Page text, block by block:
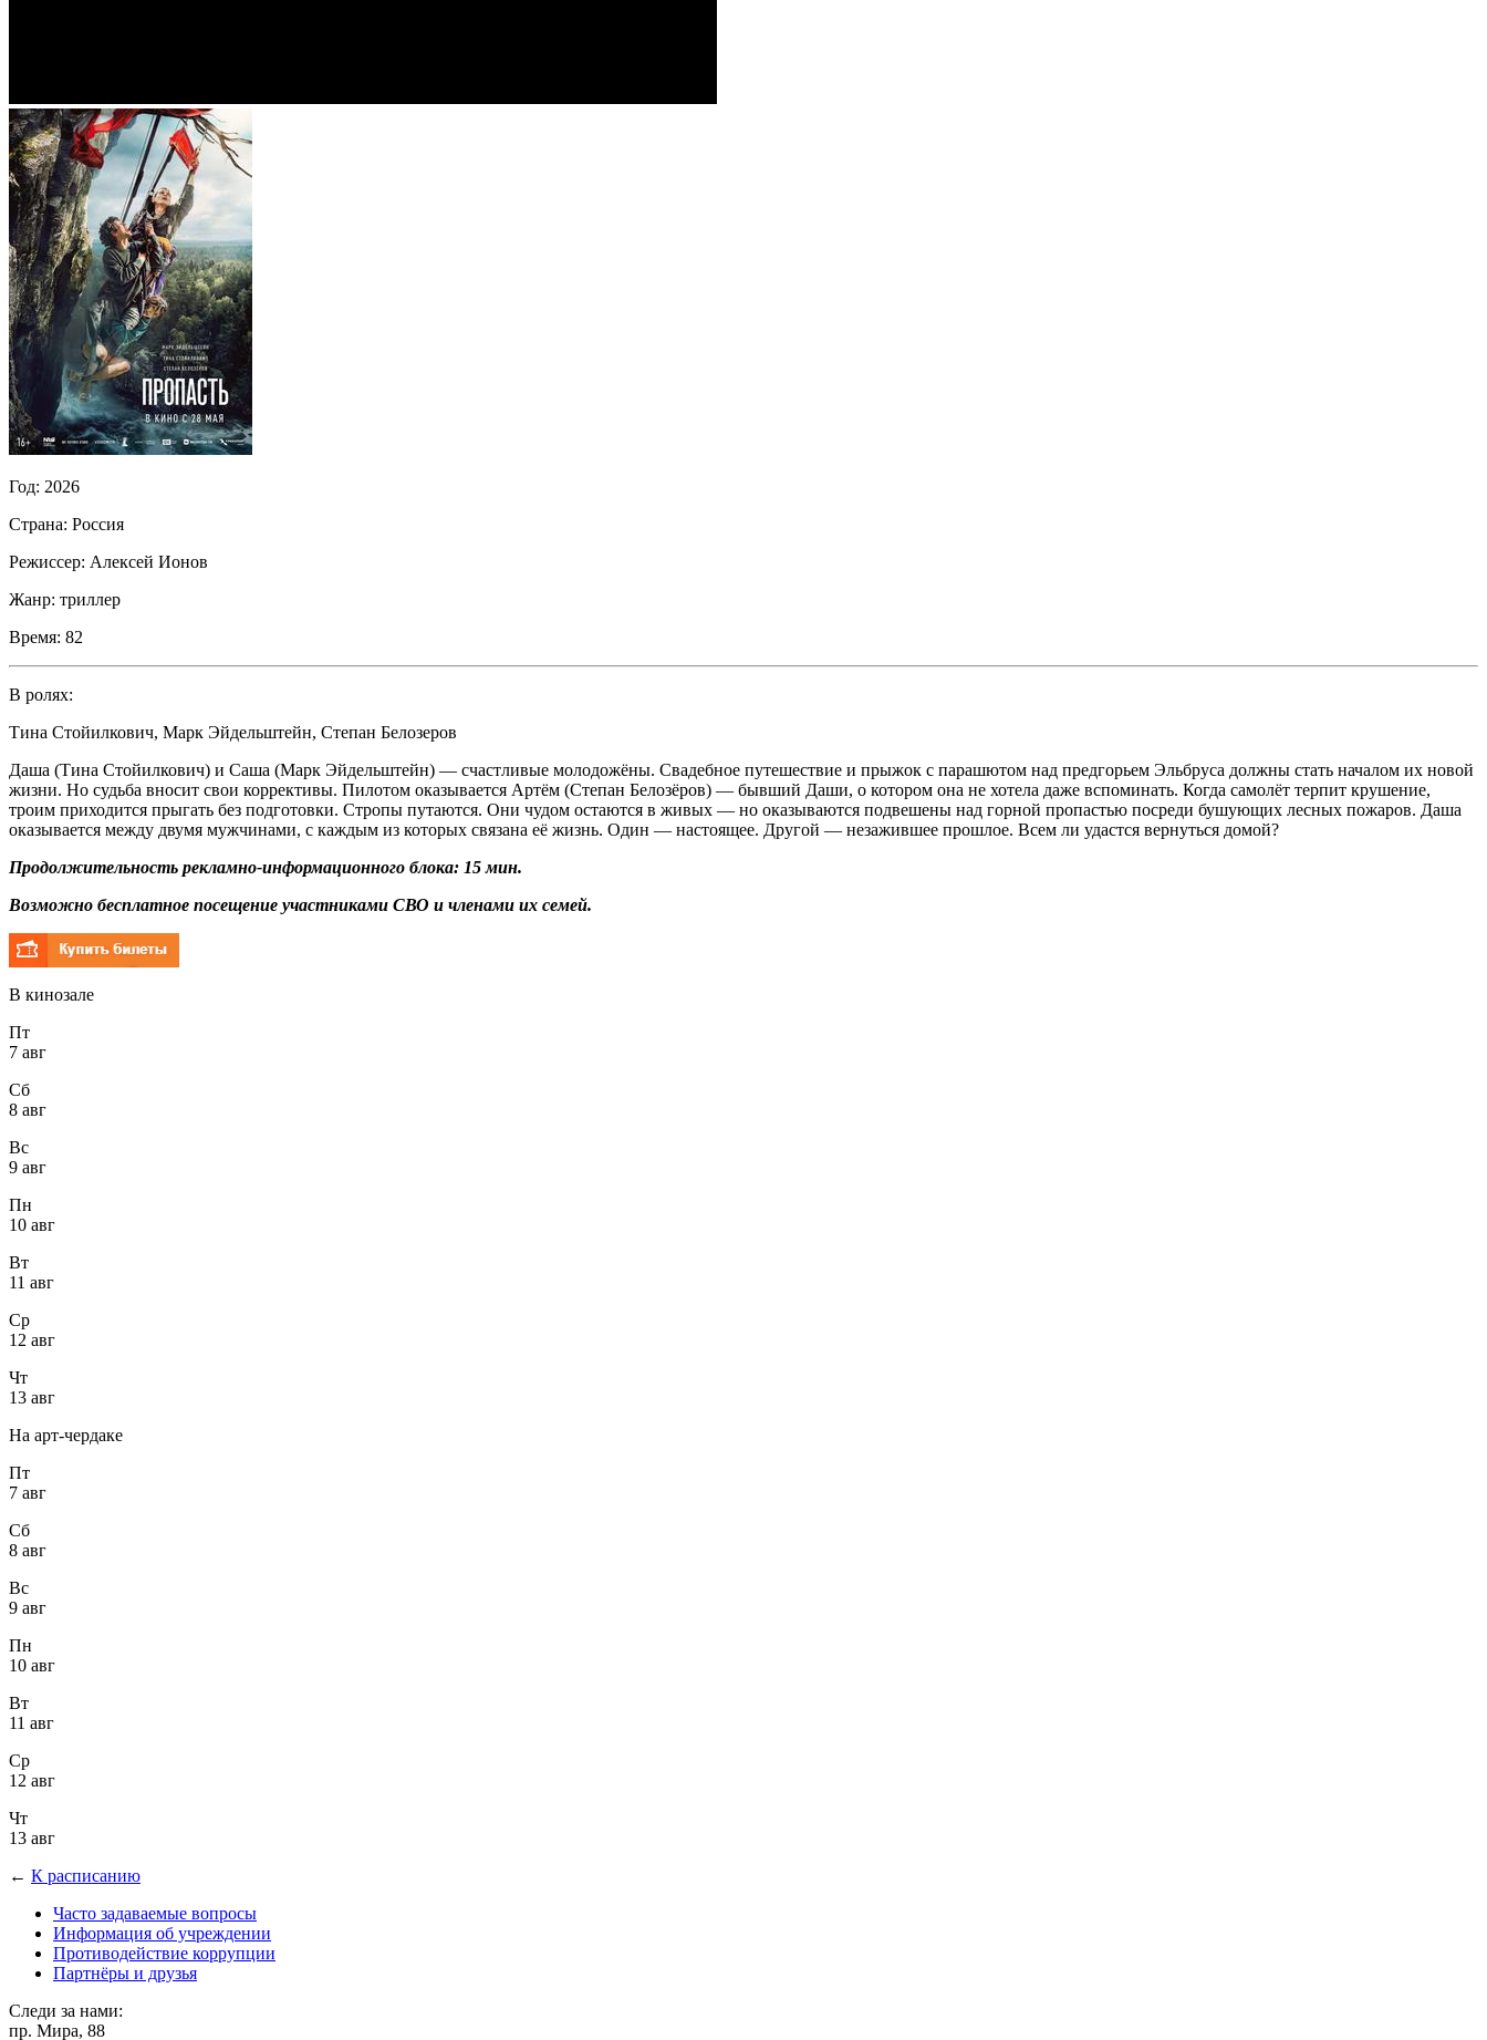
Год: 2026
Страна: Россия
Режиссер: Алексей Ионов
Жанр: триллер
Время: 82
В ролях:
Тина Стойилкович, Марк Эйдельштейн, Степан Белозеров
Даша (Тина Стойилкович) и Саша (Марк Эйдельштейн) — счастливые молодожёны. Свадебное путешествие и прыжок с парашютом над предгорьем Эльбруса должны стать началом их новой
жизни. Но судьба вносит свои коррективы. Пилотом оказывается Артём (Степан Белозёров) — бывший Даши, о котором она не хотела даже вспоминать. Когда самолёт терпит крушение,
троим приходится прыгать без подготовки. Стропы путаются. Они чудом остаются в живых — но оказываются подвешены над горной пропастью посреди бушующих лесных пожаров. Даша
оказывается между двумя мужчинами, с каждым из которых связана её жизнь. Один — настоящее. Другой — незажившее прошлое. Всем ли удастся вернуться домой?
Продолжительность рекламно-информационного блока: 15 мин.
Возможно бесплатное посещение участниками СВО и членами их семей.
В кинозале
Пт
7 авг
Сб
8 авг
Вс
9 авг
Пн
10 авг
Вт
11 авг
Ср
12 авг
Чт
13 авг
На арт-чердаке
Пт
7 авг
Сб
8 авг
Вс
9 авг
Пн
10 авг
Вт
11 авг
Ср
12 авг
Чт
13 авг
← К расписанию
Часто задаваемые вопросы
Информация об учреждении
Противодействие коррупции
Партнёры и друзья
Следи за нами:
пр. Мира, 88